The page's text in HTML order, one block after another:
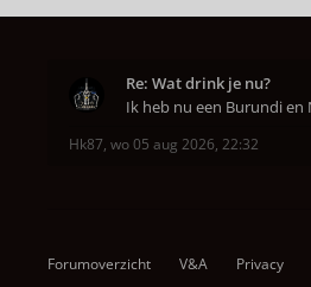
Re: Wat drink je nu?
Hk87, wo 05 aug 2026, 22:32
Forumoverzicht V&A Privacy